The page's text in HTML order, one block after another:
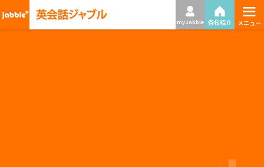
my Jabble 各校紹介 ≡
メニュー